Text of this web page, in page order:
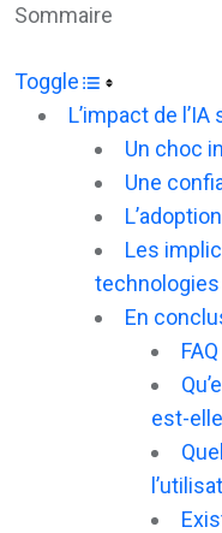
Sommaire
Toggle
L’impact de
Un choc
Une
Les
technologies
En
FAQ
est-